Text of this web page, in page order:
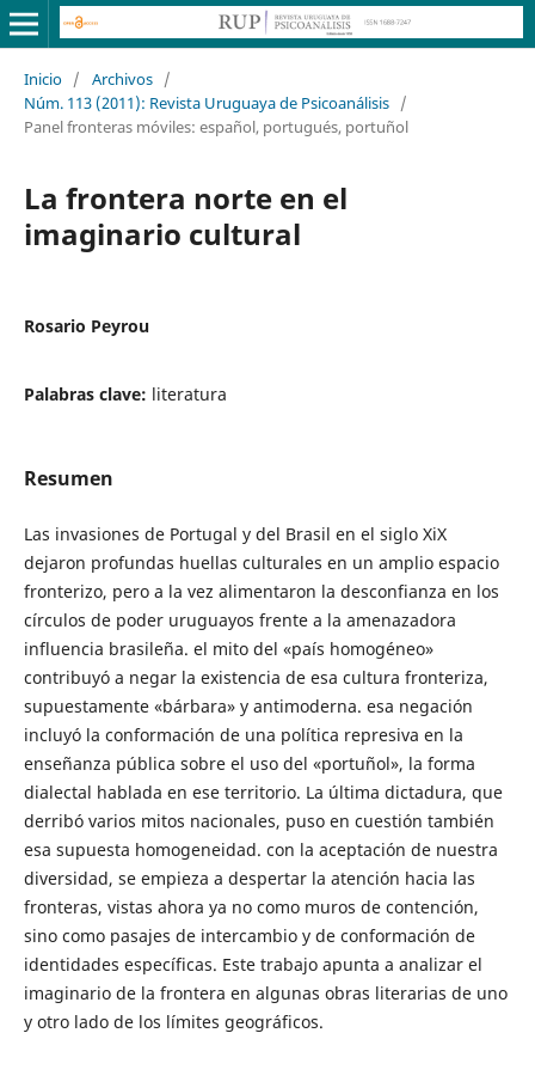
Inicio / Archivos /
Núm. 113 (2011): Revista Uruguaya de Psicoanálisis /
Panel fronteras móviles: español, portugués, portuñol
La frontera norte en el
imaginario cultural
Rosario Peyrou
Palabras clave: literatura
Resumen
Las invasiones de Portugal y del Brasil en el siglo XiX
dejaron profundas huellas culturales en un amplio espacio
fronterizo, pero a la vez alimentaron la desconfianza en los
círculos de poder uruguayos frente a la amenazadora
influencia brasileña. el mito del «país homogéneo»
contribuyó a negar la existencia de esa cultura fronteriza,
supuestamente «bárbara» y antimoderna. esa negación
incluyó la conformación de una política represiva en la
enseñanza pública sobre el uso del «portuñol», la forma
dialectal hablada en ese territorio. La última dictadura, que
derribó varios mitos nacionales, puso en cuestión también
esa supuesta homogeneidad. con la aceptación de nuestra
diversidad, se empieza a despertar la atención hacia las
fronteras, vistas ahora ya no como muros de contención,
sino como pasajes de intercambio y de conformación de
identidades específicas. Este trabajo apunta a analizar el
imaginario de la frontera en algunas obras literarias de uno
y otro lado de los límites geográficos.